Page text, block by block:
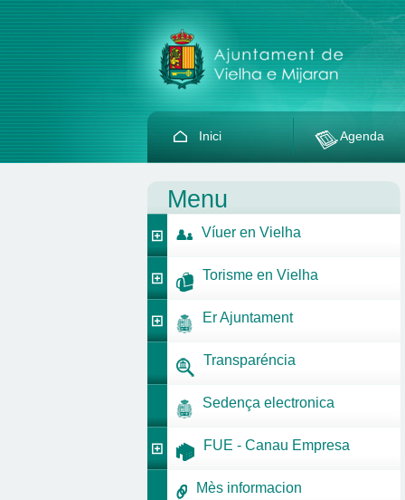
Inici Agenda
Menu
Víuer en Vielha
Torisme en Vielha
Er Ajuntament
Transparéncia
Sedença electronica
FUE - Canau Empresa
Mès informacion